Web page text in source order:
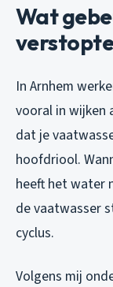
Wat
In Arnhem
vooral in wijken
dat je
hoofdriool.
heeft het water
de vaatwasser
cyclus.
Volgens mij